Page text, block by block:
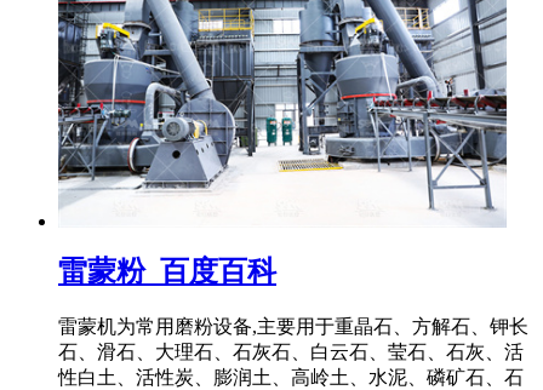
雷蒙粉_百度百科
雷蒙机为常用磨粉设备,主要用于重晶石、方解石、钾长
石、滑石、大理石、石灰石、白云石、莹石、石灰、活
性白土、活性炭、膨润土、高岭土、水泥、磷矿石、石